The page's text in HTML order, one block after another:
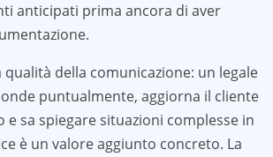
anticipati prima ancora di aver
della comunicazione: un legale
puntualmente, aggiorna il cliente
sa spiegare situazioni complesse in
è un valore aggiunto concreto. La